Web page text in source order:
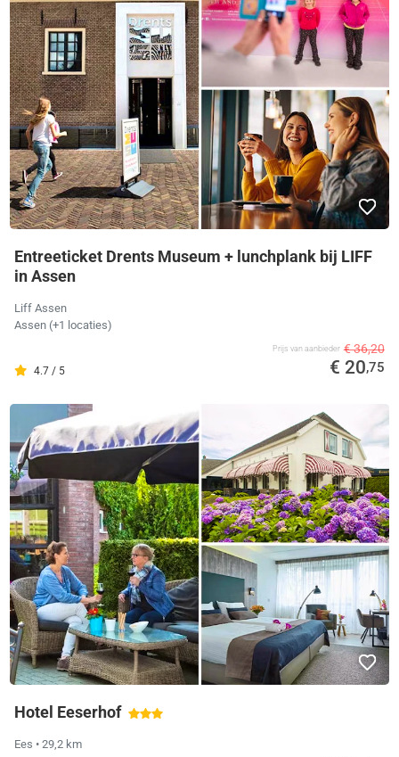
Entreeticket Drents Museum + lunchplank bij LIFF
in Assen
Liff Assen
Assen (+1 locaties)
4.7 / 5
Prijs van aanbieder € 36,20
€ 20,75
Hotel Eeserhof
Ees • 29,2 km